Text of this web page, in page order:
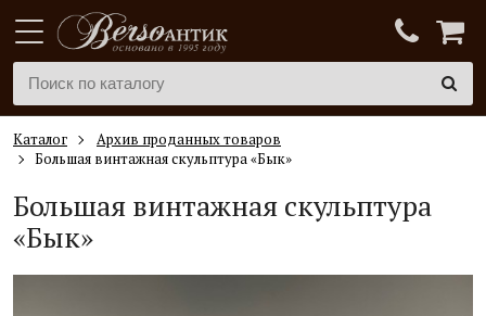
Каталог
Архив проданных товаров
Большая винтажная скульптура «Бык»
Большая винтажная скульптура
«Бык»